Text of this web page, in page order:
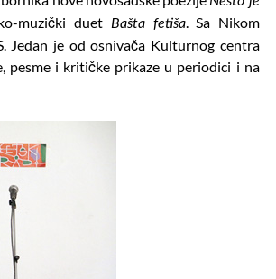
muzički duetBašta fetiša. Sa Nikom
Jedan je od osnivača Kulturnog centra
pesme i kritičke prikaze u periodici i na